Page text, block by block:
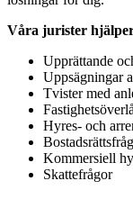
Våra jurister
Upprättande
Uppsägningar
Tvister med
Hyres- och
Kommersiell
Skattefrågor